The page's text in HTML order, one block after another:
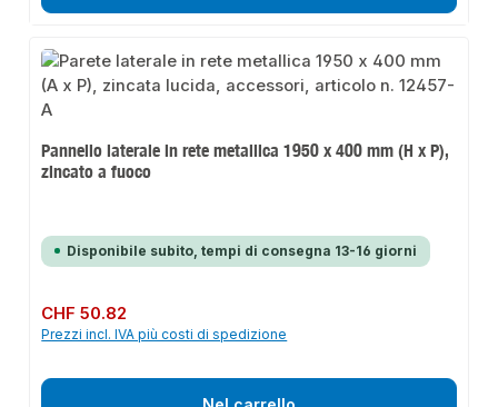
Pannello laterale in rete metallica 1950 x 400 mm (H x P),
zincato a fuoco
Disponibile subito, tempi di consegna 13-16 giorni
Prezzo normale:
CHF 50.82
Prezzi incl. IVA più costi di spedizione